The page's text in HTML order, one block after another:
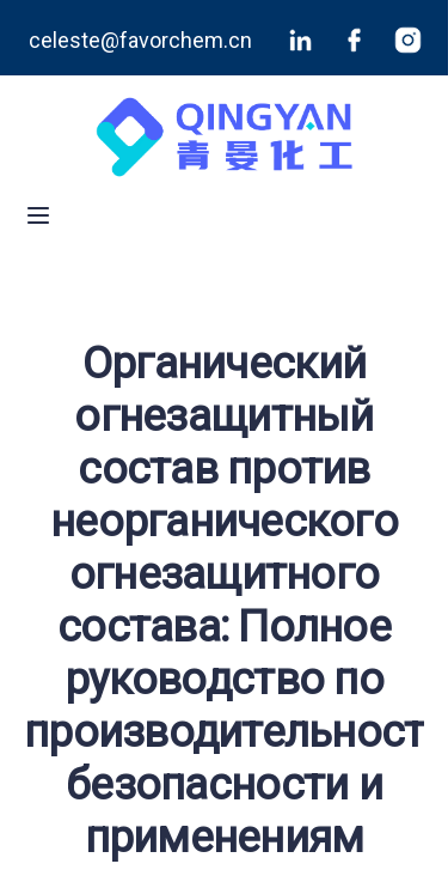
celeste@favorchem.cn
Органический
огнезащитный
состав против
неорганического
огнезащитного
состава: Полное
руководство по
производительности,
безопасности и
применениям
Продукты
Блог
Связаться с нами